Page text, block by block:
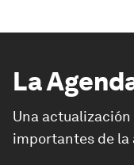
La
Una
importantes de la